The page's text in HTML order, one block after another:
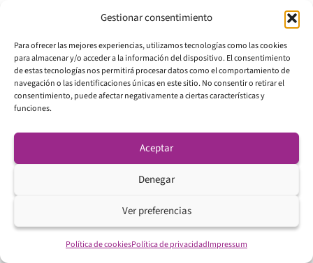
Gestionar consentimiento
Para ofrecer las mejores experiencias, utilizamos tecnologías como las cookies
para almacenar y/o acceder a la información del dispositivo. El consentimiento
de estas tecnologías nos permitirá procesar datos como el comportamiento de
navegación o las identificaciones únicas en este sitio. No consentir o retirar el
consentimiento, puede afectar negativamente a ciertas características y
funciones.
Aceptar
Denegar
Ver preferencias
Política de cookiesPolítica de privacidadImpressum
Rafaeldice: 29/06/2021 a las 11:48
Hola Uxio. Me parece una buena idea. Las cryptomonedas
van a ser el sustitutivo perfecto del cash a l. p. Toda labor de
difusión y de dar seguridad a los inversores es bienvenida
Me gustaría, si es posible, conocer más a fondo el proyecto y
su estudio de viabilidad, para asociarme, en su caso, al
mismo. Aparte del curso en crytosde H y A deberíais trabajar
más el el cto. De este medio de pago que será la futura
reserva de valor y medio de pago. Gracias. Saludos. Rafael